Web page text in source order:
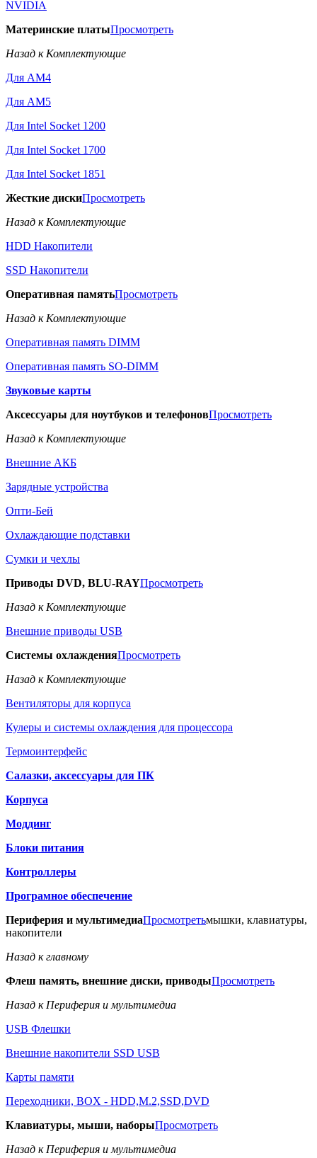
NVIDIA
Материнские платыПросмотреть
Назад к Комплектующие
Для AM4
Для AM5
Для Intel Socket 1200
Для Intel Socket 1700
Для Intel Socket 1851
Жесткие дискиПросмотреть
Назад к Комплектующие
HDD Накопители
SSD Накопители
Оперативная памятьПросмотреть
Назад к Комплектующие
Оперативная память DIMM
Оперативная память SO-DIMM
Звуковые карты
Аксессуары для ноутбуков и телефоновПросмотреть
Назад к Комплектующие
Внешние АКБ
Зарядные устройства
Опти-Бей
Охлаждающие подставки
Сумки и чехлы
Приводы DVD, BLU-RAYПросмотреть
Назад к Комплектующие
Внешние приводы USB
Системы охлажденияПросмотреть
Назад к Комплектующие
Вентиляторы для корпуса
Кулеры и системы охлаждения для процессора
Термоинтерфейс
Салазки, аксессуары для ПК
Корпуса
Моддинг
Блоки питания
Контроллеры
Програмное обеспечение
Периферия и мультимедиаПросмотретьмышки, клавиатуры,
накопители
Назад к главному
Флеш память, внешние диски, приводыПросмотреть
Назад к Периферия и мультимедиа
USB Флешки
Внешние накопители SSD USB
Карты памяти
Переходники, BOX - HDD,M.2,SSD,DVD
Клавиатуры, мыши, наборыПросмотреть
Назад к Периферия и мультимедиа